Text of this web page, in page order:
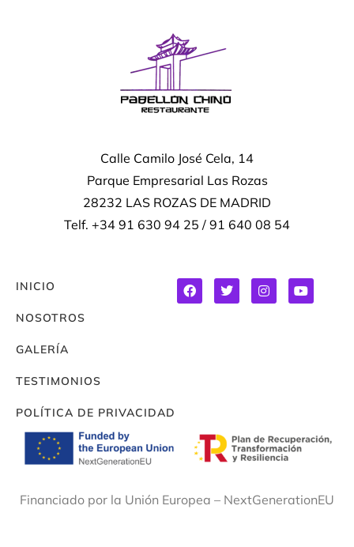
Calle Camilo José Cela, 14
Parque Empresarial Las Rozas
28232 LAS ROZAS DE MADRID
Telf. +34 91 630 94 25 / 91 640 08 54
INICIO
NOSOTROS
GALERÍA
TESTIMONIOS
POLÍTICA DE PRIVACIDAD
Financiado por la Unión Europea – NextGenerationEU